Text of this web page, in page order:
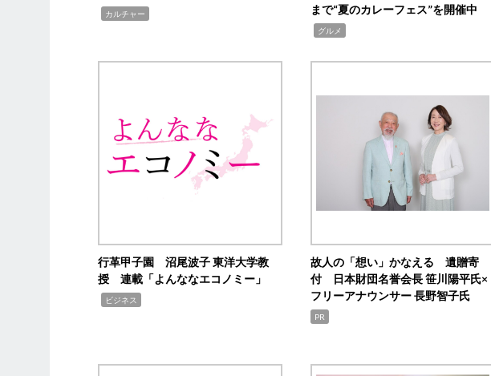
カルチャー
まで“夏のカレーフェス”を開催中
グルメ
行革甲子園 沼尾波子 東洋大学教
授 連載「よんななエコノミー」
ビジネス
故人の「想い」かなえる 遺贈寄
付 日本財団名誉会長 笹川陽平氏×
フリーアナウンサー 長野智子氏
PR